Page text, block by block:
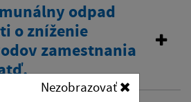
odpad
o zníženie
zamestnania
Nezobrazovať